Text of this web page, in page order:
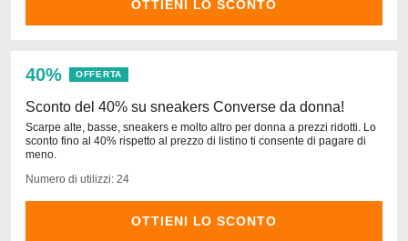
OTTIENI LO SCONTO
40% OFFERTA
Sconto del 40% su sneakers Converse da donna!
Scarpe alte, basse, sneakers e molto altro per donna a prezzi ridotti. Lo
sconto fino al 40% rispetto al prezzo di listino ti consente di pagare di
meno.
Numero di utilizzi: 24
OTTIENI LO SCONTO